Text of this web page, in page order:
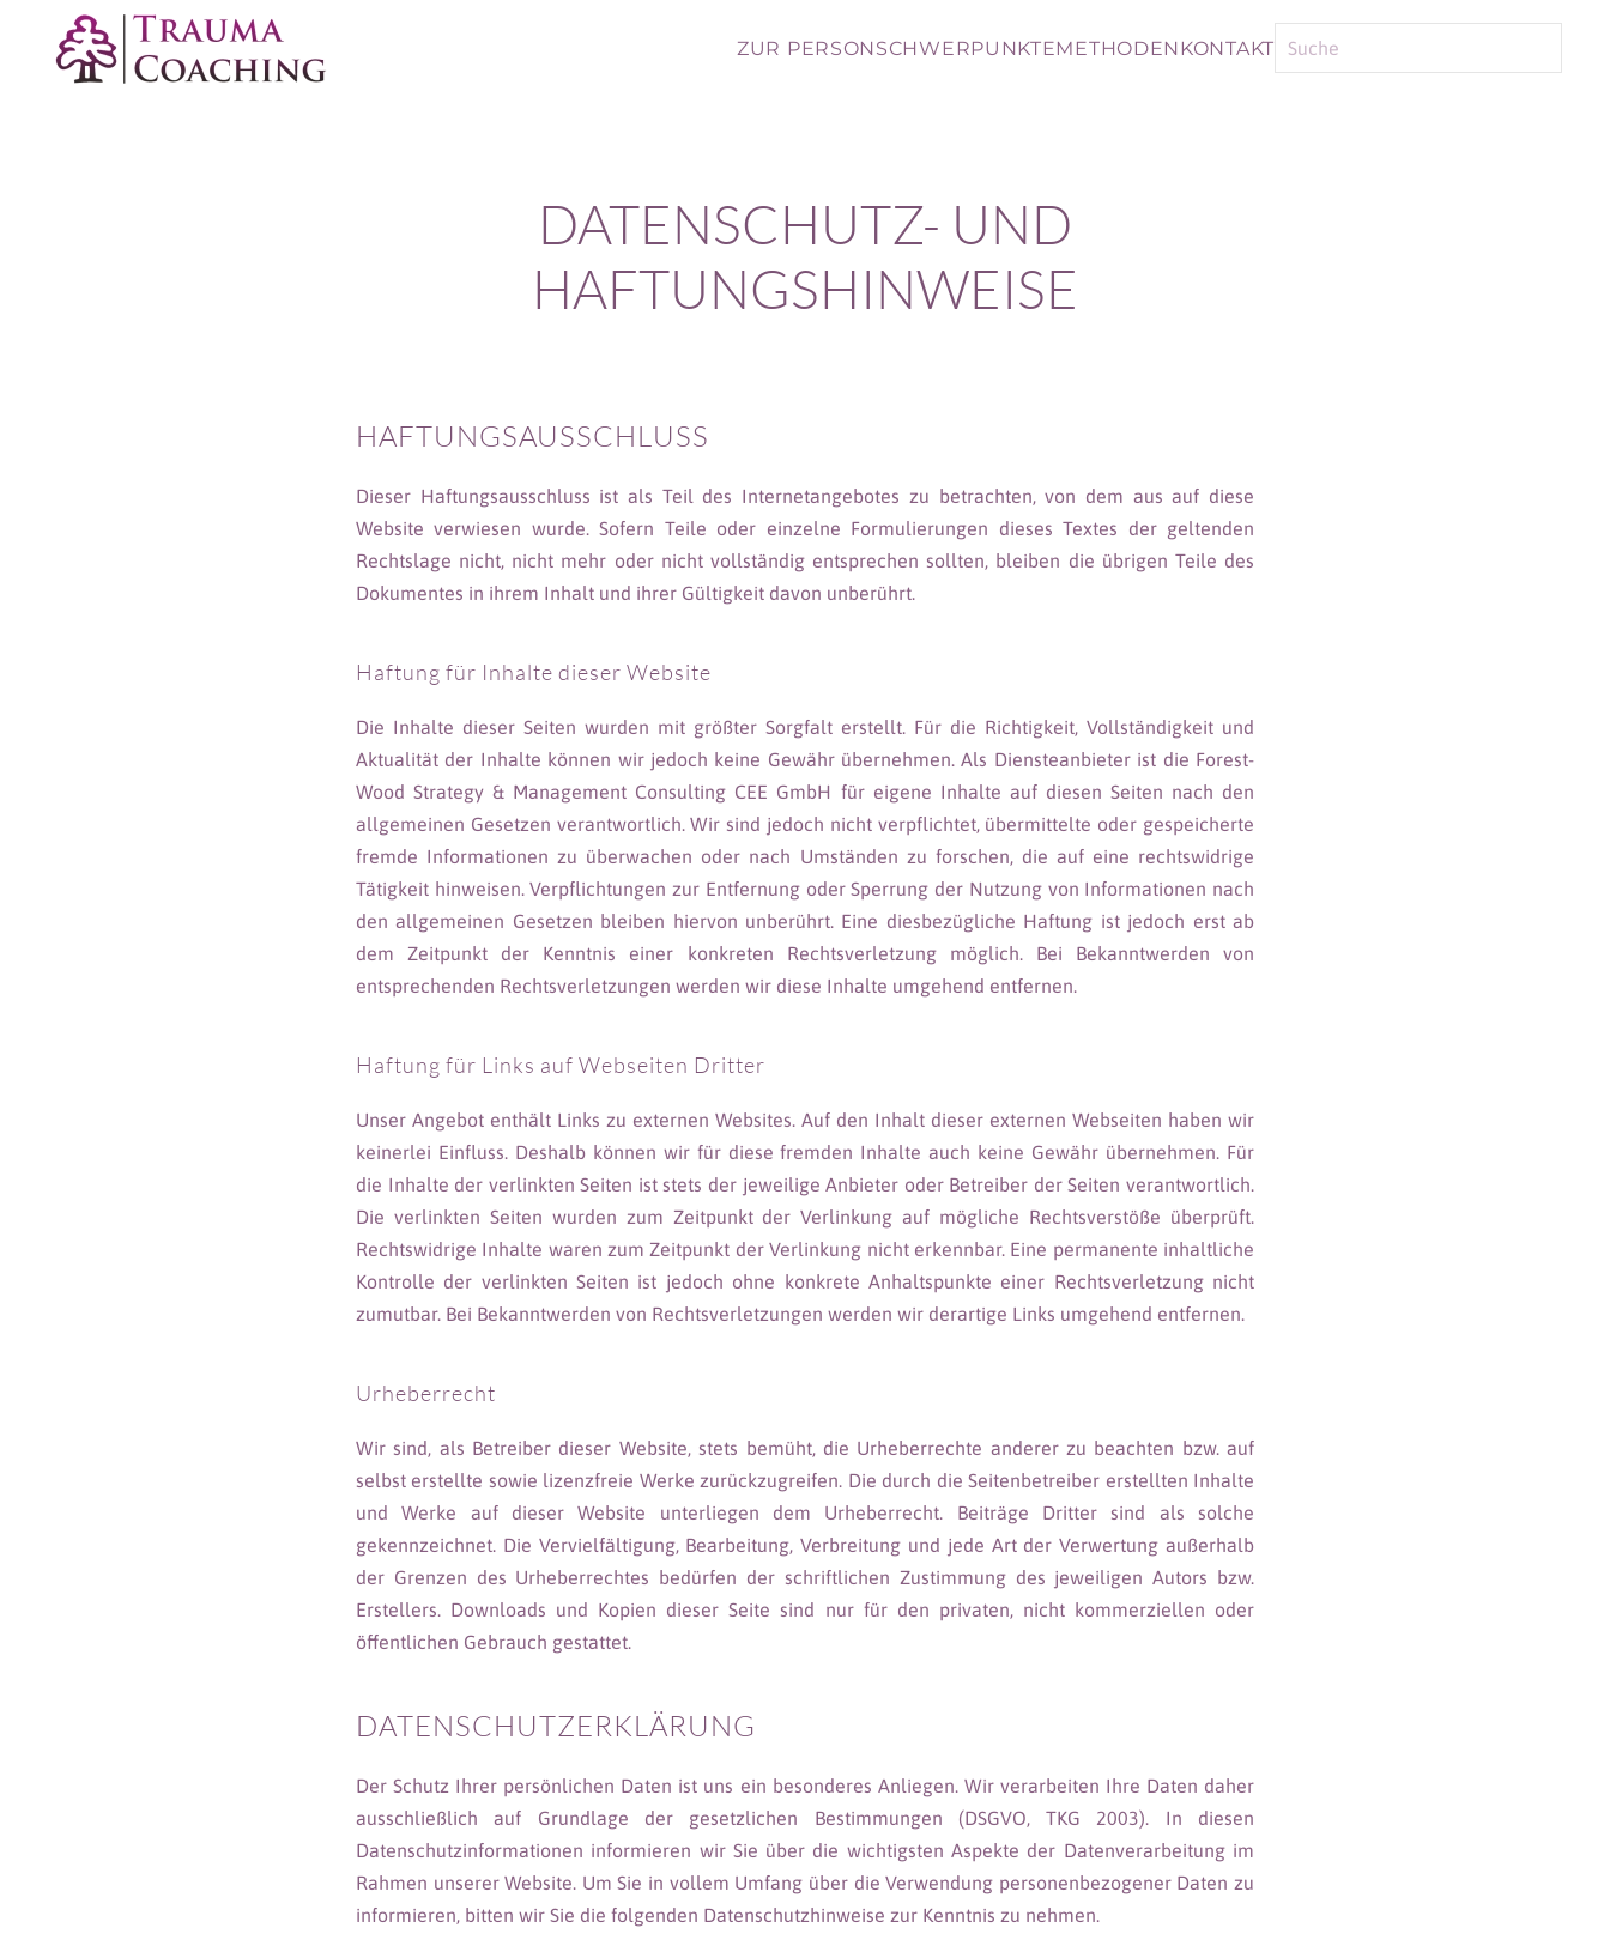
Zum Hauptinhalt springen
ZUR PERSONSCHWERPUNKTEMETHODENKONTAKT
DATENSCHUTZ- UND
HAFTUNGSHINWEISE
HAFTUNGSAUSSCHLUSS
Dieser Haftungsausschluss ist als Teil des Internetangebotes zu betrachten, von dem aus auf diese
Website verwiesen wurde. Sofern Teile oder einzelne Formulierungen dieses Textes der geltenden
Rechtslage nicht, nicht mehr oder nicht vollständig entsprechen sollten, bleiben die übrigen Teile des
Dokumentes in ihrem Inhalt und ihrer Gültigkeit davon unberührt.
Haftung für Inhalte dieser Website
Die Inhalte dieser Seiten wurden mit größter Sorgfalt erstellt. Für die Richtigkeit, Vollständigkeit und
Aktualität der Inhalte können wir jedoch keine Gewähr übernehmen. Als Diensteanbieter ist die Forest-
Wood Strategy & Management Consulting CEE GmbH für eigene Inhalte auf diesen Seiten nach den
allgemeinen Gesetzen verantwortlich. Wir sind jedoch nicht verpflichtet, übermittelte oder gespeicherte
fremde Informationen zu überwachen oder nach Umständen zu forschen, die auf eine rechtswidrige
Tätigkeit hinweisen. Verpflichtungen zur Entfernung oder Sperrung der Nutzung von Informationen nach
den allgemeinen Gesetzen bleiben hiervon unberührt. Eine diesbezügliche Haftung ist jedoch erst ab
dem Zeitpunkt der Kenntnis einer konkreten Rechtsverletzung möglich. Bei Bekanntwerden von
entsprechenden Rechtsverletzungen werden wir diese Inhalte umgehend entfernen.
Haftung für Links auf Webseiten Dritter
Unser Angebot enthält Links zu externen Websites. Auf den Inhalt dieser externen Webseiten haben wir
keinerlei Einfluss. Deshalb können wir für diese fremden Inhalte auch keine Gewähr übernehmen. Für
die Inhalte der verlinkten Seiten ist stets der jeweilige Anbieter oder Betreiber der Seiten verantwortlich.
Die verlinkten Seiten wurden zum Zeitpunkt der Verlinkung auf mögliche Rechtsverstöße überprüft.
Rechtswidrige Inhalte waren zum Zeitpunkt der Verlinkung nicht erkennbar. Eine permanente inhaltliche
Kontrolle der verlinkten Seiten ist jedoch ohne konkrete Anhaltspunkte einer Rechtsverletzung nicht
zumutbar. Bei Bekanntwerden von Rechtsverletzungen werden wir derartige Links umgehend entfernen.
Urheberrecht
Wir sind, als Betreiber dieser Website, stets bemüht, die Urheberrechte anderer zu beachten bzw. auf
selbst erstellte sowie lizenzfreie Werke zurückzugreifen. Die durch die Seitenbetreiber erstellten Inhalte
und Werke auf dieser Website unterliegen dem Urheberrecht. Beiträge Dritter sind als solche
gekennzeichnet. Die Vervielfältigung, Bearbeitung, Verbreitung und jede Art der Verwertung außerhalb
der Grenzen des Urheberrechtes bedürfen der schriftlichen Zustimmung des jeweiligen Autors bzw.
Erstellers. Downloads und Kopien dieser Seite sind nur für den privaten, nicht kommerziellen oder
öffentlichen Gebrauch gestattet.
DATENSCHUTZERKLÄRUNG
Der Schutz Ihrer persönlichen Daten ist uns ein besonderes Anliegen. Wir verarbeiten Ihre Daten daher
ausschließlich auf Grundlage der gesetzlichen Bestimmungen (DSGVO, TKG 2003). In diesen
Datenschutzinformationen informieren wir Sie über die wichtigsten Aspekte der Datenverarbeitung im
Rahmen unserer Website. Um Sie in vollem Umfang über die Verwendung personenbezogener Daten zu
informieren, bitten wir Sie die folgenden Datenschutzhinweise zur Kenntnis zu nehmen.